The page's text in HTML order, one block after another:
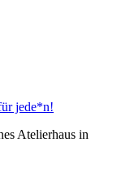
jede*n!
Atelierhaus in